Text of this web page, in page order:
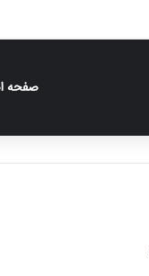
صفحه